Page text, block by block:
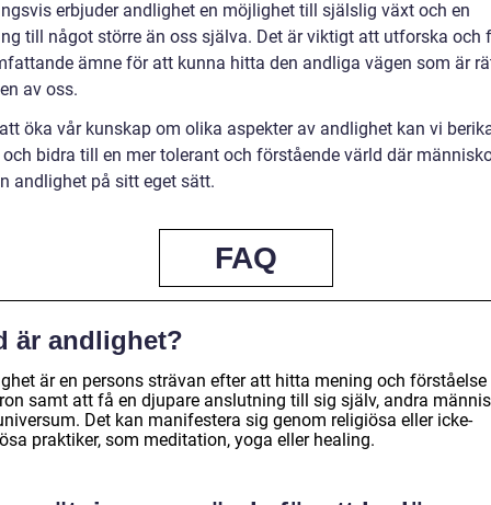
erbjuder andlighet en möjlighet till själslig växt och en
till något större än oss själva. Det är viktigt att utforska och
ämne för att kunna hitta den andliga vägen som är
av oss.
öka vår kunskap om olika aspekter av andlighet kan vi
bidra till en mer tolerant och förstående värld där
andlighet på sitt eget sätt.
FAQ
är andlighet?
är en persons strävan efter att hitta mening och förståelse
samt att få en djupare anslutning till sig själv, andra
Det kan manifestera sig genom religiösa eller icke-
praktiker, som meditation, yoga eller healing.